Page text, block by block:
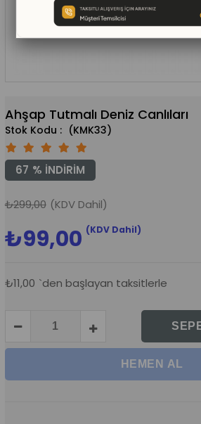
Ahşap Tutmalı Deniz Canlıları
(KMK33)
%
67 İNDIRIM
₺299,00 (KDV Dahil)
₺99,00 (KDV Dahil)
₺11,00 `den başlayan taksitlerle